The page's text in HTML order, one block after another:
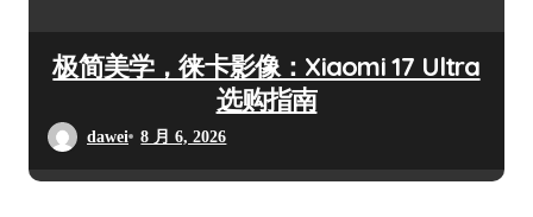
极简美学，徕卡影像：Xiaomi 17 Ultra
选购指南
dawei 8 月 6, 2026